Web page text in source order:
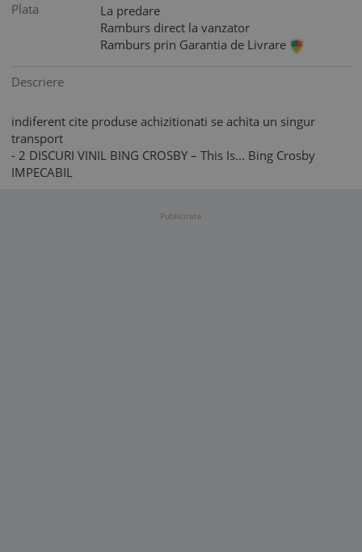
Plata
La predare
Ramburs direct la vanzator
Ramburs prin Garantia de Livrare
Descriere
indiferent cite produse achizitionati se achita un singur
transport
- 2 DISCURI VINIL BING CROSBY – This Is... Bing Crosby
IMPECABIL
Publicitate